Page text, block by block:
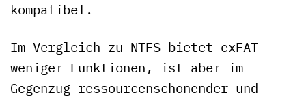
kompatibel.
Im Vergleich zu NTFS bietet exFAT
weniger Funktionen, ist aber im
Gegenzug ressourcenschonender und